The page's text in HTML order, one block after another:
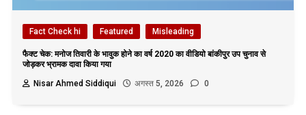
Fact Check hi Featured Misleading
फैक्ट चेक: मनोज तिवारी के भावुक होने का वर्ष 2020 का वीडियो बांकीपुर उप चुनाव से
जोड़कर भ्रामक दावा किया गया
Nisar Ahmed Siddiqui
अगस्त 5, 2026 0